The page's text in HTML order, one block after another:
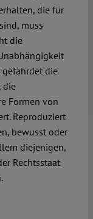
die für
muss
die
die
die
Formen von
Reproduziert
bewusst oder
diejenigen,
Rechtsstaat